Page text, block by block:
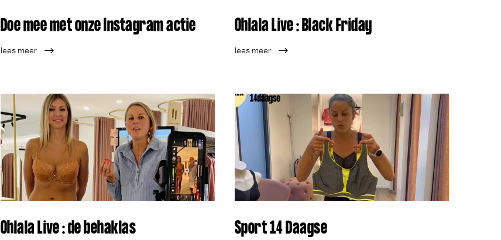
Doe mee met onze Instagram actie
lees meer
Ohlala Live : Black Friday
lees meer
Ohlala Live : de behaklas Sport 14 Daagse